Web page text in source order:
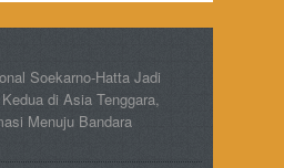
Soekarno-Hatta Jadi
di Asia Tenggara,
Menuju Bandara